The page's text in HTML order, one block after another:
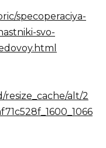
specoperaciya-
svo-
alt/2